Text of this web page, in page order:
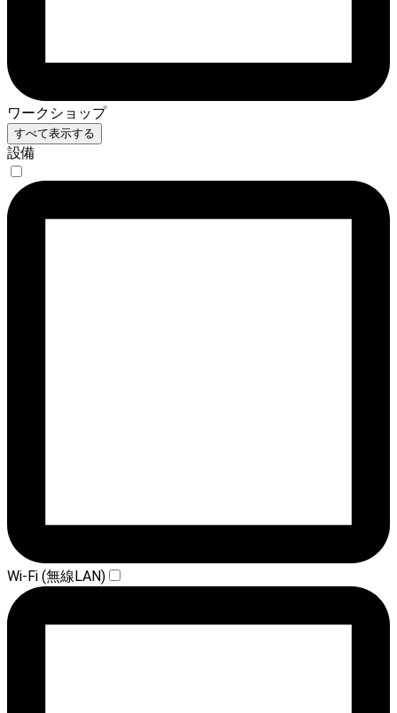
ワークショップ
すべて表示する
設備
Wi-Fi (無線LAN)